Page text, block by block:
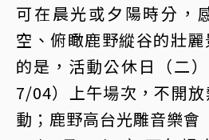
可在晨光或夕陽時分，
空、俯瞰鹿野縱谷的壯
的是，活動公休日（二
7/04）上午場次，不開
動；鹿野高台光雕音樂會